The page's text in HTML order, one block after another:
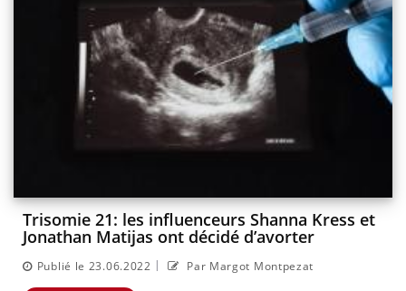
Trisomie 21: les influenceurs Shanna Kress et
Jonathan Matijas ont décidé d’avorter
Publié le 23.06.2022 | Par Margot Montpezat